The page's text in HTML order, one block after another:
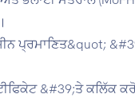
ਪ੍ਰਮਾਣਿਤ&quot;
&#39;ਤੇ ਕਲਿੱਕ